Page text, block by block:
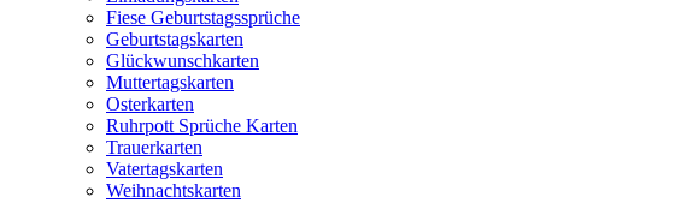
Fiese Geburtstagssprüche
Geburtstagskarten
Glückwunschkarten
Muttertagskarten
Osterkarten
Ruhrpott Sprüche Karten
Trauerkarten
Vatertagskarten
Weihnachtskarten